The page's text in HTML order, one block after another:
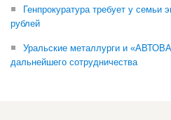
Генпрокуратура требует у
рублей
Уральские металлурги и
дальнейшего сотрудничества